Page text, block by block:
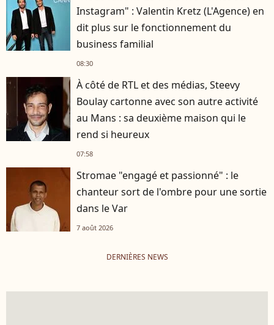
Instagram" : Valentin Kretz (L'Agence) en
dit plus sur le fonctionnement du
business familial
08:30
À côté de RTL et des médias, Steevy
Boulay cartonne avec son autre activité
au Mans : sa deuxième maison qui le
rend si heureux
07:58
Stromae "engagé et passionné" : le
chanteur sort de l'ombre pour une sortie
dans le Var
7 août 2026
DERNIÈRES NEWS